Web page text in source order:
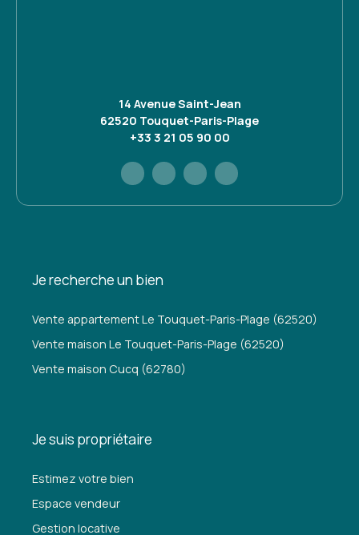
14 Avenue Saint-Jean
62520 Touquet-Paris-Plage
+33 3 21 05 90 00
Je recherche un bien
Vente appartement Le Touquet-Paris-Plage (62520)
Vente maison Le Touquet-Paris-Plage (62520)
Vente maison Cucq (62780)
Je suis propriétaire
Estimez votre bien
Espace vendeur
Gestion locative